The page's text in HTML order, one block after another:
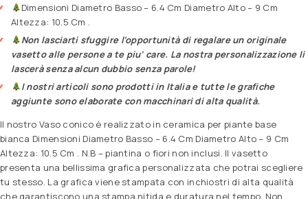
Dimensioni Diametro Basso – 6.4 Cm Diametro Alto – 9 Cm
Altezza: 10.5 Cm .
Non lasciarti sfuggire l’opportunità di regalare un originale
vasetto alle persone a te piu’ care. La nostra personalizzazione li
lascerà senza alcun dubbio senza parole!
I nostri articoli sono prodotti in Italia e tutte le grafiche
aggiunte sono elaborate con macchinari di alta qualità.
Il nostro Vaso conico è realizzato in ceramica per piante base
bianca Dimensioni Diametro Basso – 6.4 Cm Diametro Alto – 9 Cm
Altezza: 10.5 Cm . N.B – piantina o fiori non inclusi. Il vasetto
presenta una bellissima grafica personalizzata che potrai scegliere
tu stesso. La grafica viene stampata con inchiostri di alta qualità
che garantiscono una stampa nitida e duratura nel tempo. Non